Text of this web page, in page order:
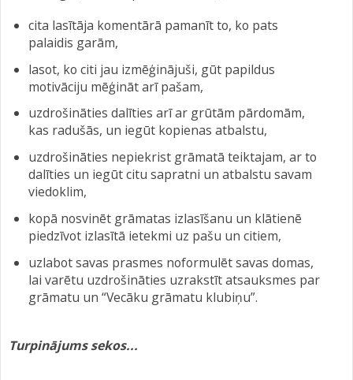
cita lasītāja komentārā pamanīt to, ko pats
palaidis garām,
lasot, ko citi jau izmēģinājuši, gūt papildus
motivāciju mēģināt arī pašam,
uzdrošināties dalīties arī ar grūtām pārdomām,
kas radušās, un iegūt kopienas atbalstu,
uzdrošināties nepiekrist grāmatā teiktajam, ar to
dalīties un iegūt citu sapratni un atbalstu savam
viedoklim,
kopā nosvinēt grāmatas izlasīšanu un klātienē
piedzīvot izlasītā ietekmi uz pašu un citiem,
uzlabot savas prasmes noformulēt savas domas,
lai varētu uzdrošināties uzrakstīt atsauksmes par
grāmatu un “Vecāku grāmatu klubiņu”.
Turpinājums sekos...